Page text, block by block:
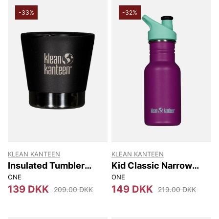
-33%
KLEAN KANTEEN
Insulated Tumbler
237Ml
ONE
139 DKK 209.00 DKK
-32%
KLEAN KANTEEN
Kid Classic Narrow
(w/sport Cap) 355Ml
ONE
149 DKK 219.00 DKK